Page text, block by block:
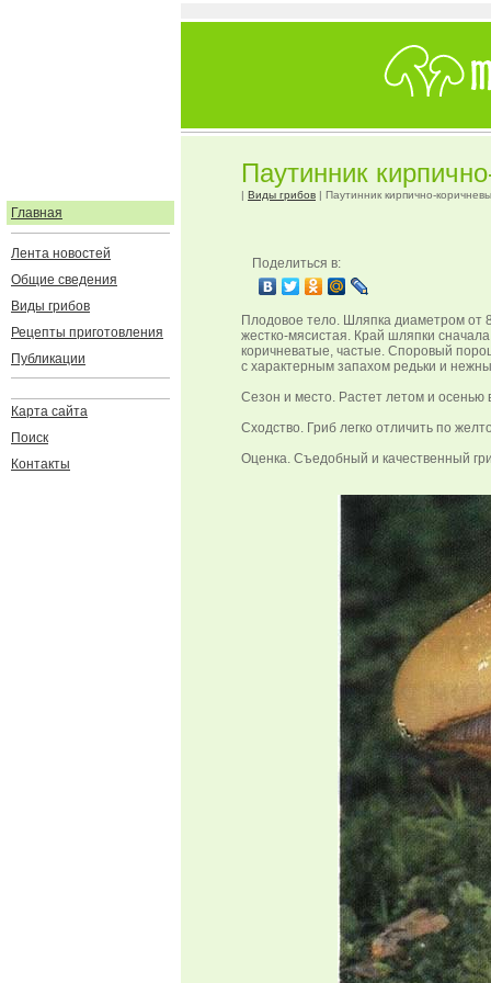
Главная
Лента новостей
Общие сведения
Виды грибов
Рецепты приготовления
Публикации
Карта сайта
Поиск
Контакты
Паутинник
| Виды грибов | Паутинник кирпично-
Поделиться в:
Плодовое тело. Шляпка диаметром от
жестко-мясистая. Край шляпки
коричневатые, частые. Споровый
с характерным запахом редьки и
Сезон и место. Растет летом и осенью
Сходство. Гриб легко отличить по
Оценка. Съедобный и качественный